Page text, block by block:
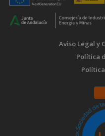
Aviso Legal y
Política